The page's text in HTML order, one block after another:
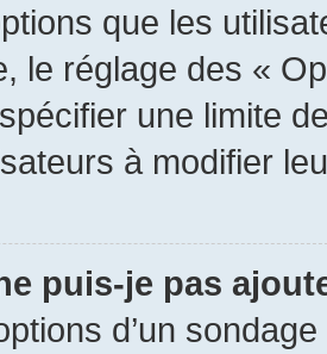
que les
le réglage des «
une limite
à modifier
puis-je pas
d’un